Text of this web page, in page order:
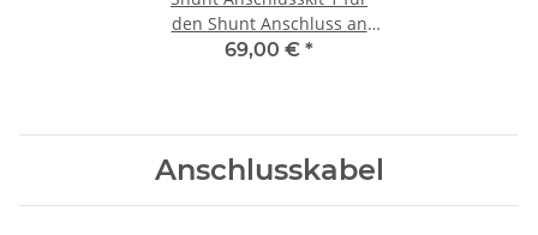
den Shunt Anschluss an
Batterie Minus
69,00 € *
Anschlusskabel